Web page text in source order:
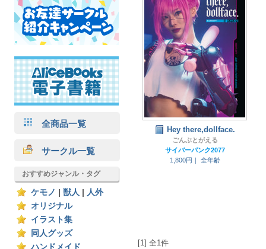
全商品一覧
サークル一覧
おすすめジャンル・タグ
ケモノ 獣人
人外
オリジナル
イラスト集
同人グッズ
ハンドメイド
Hey there,dollface.
ごんぶとがえる
サイバーパンク2077
1,800円｜
全年齢
[1] 全1件